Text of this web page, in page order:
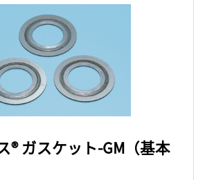
® ガスケット-GM（基本